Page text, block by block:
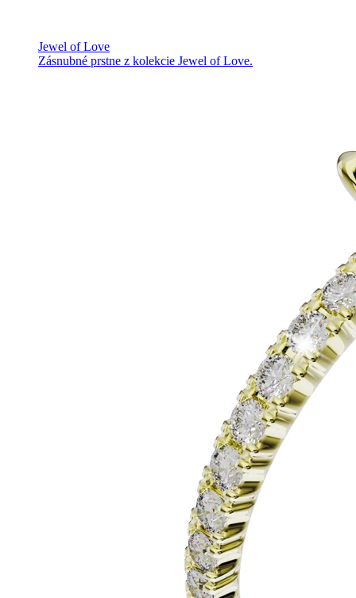
Jewel of Love
Zásnubné prstne z kolekcie Jewel of Love.